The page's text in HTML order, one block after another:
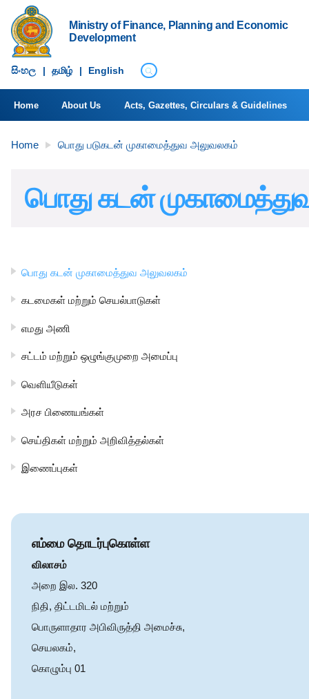
Ministry of Finance, Planning and Economic
Development
සිංහ​ල | தமிழ் | English
Home About Us Acts, Gazettes, Circulars & Guidelines
Home பொது படுகடன் முகாமைத்துவ அலுவலகம்
பொது கடன்
பொது கடன் முகாமைத்துவ அலுவலகம்
கடமைகள் மற்றும் செயல்பாடுகள்
எமது அணி
சட்டம் மற்றும் ஒழுங்குமுறை அமைப்பு
வெளியீடுகள்
அரச பிணையங்கள்
செய்திகள் மற்றும் அறிவித்தல்கள்
இணைப்புகள்
எம்மை தொடர்புகொள்ள
விலாசம்
அறை இல. 320
நிதி, திட்டமிடல் மற்றும்
பொருளாதார அபிவிருத்தி அமைச்சு,
செயலகம்,
கொழும்பு 01